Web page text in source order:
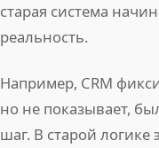
старая система
реальность.
Например, CRM
но не показывает,
шаг. В старой логике